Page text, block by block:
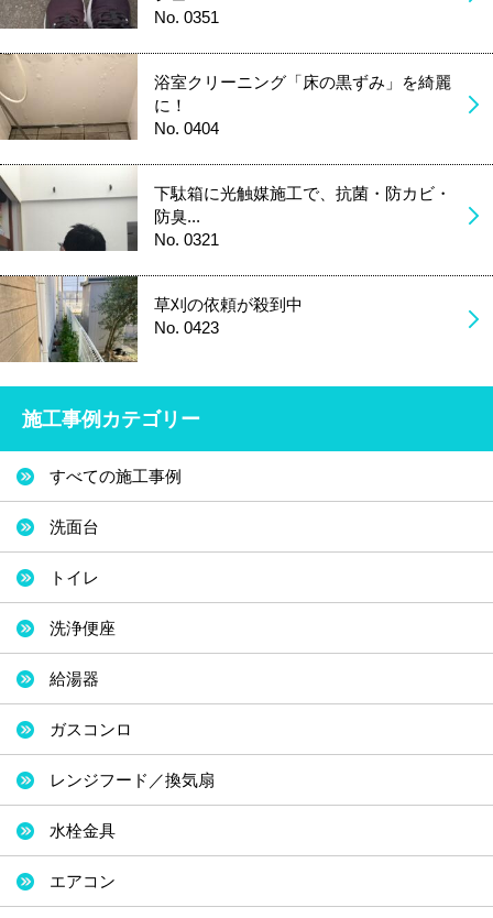
No. 0351
浴室クリーニング「床の黒ずみ」を綺麗
に！
No. 0404
下駄箱に光触媒施工で、抗菌・防カビ・
防臭...
No. 0321
草刈の依頼が殺到中
No. 0423
施工事例カテゴリー
すべての施工事例
洗面台
トイレ
洗浄便座
給湯器
ガスコンロ
レンジフード／換気扇
水栓金具
エアコン